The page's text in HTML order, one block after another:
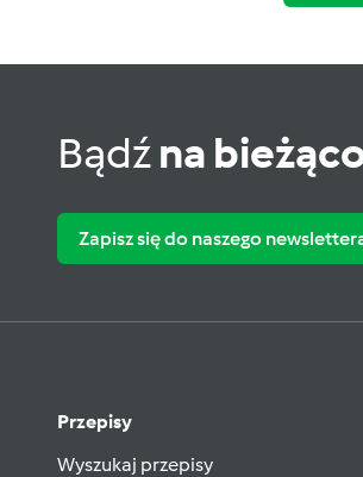
Bądźna
Zapisz się do naszego
Przepisy
Wyszukaj przepisy